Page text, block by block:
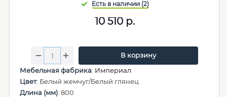
10 510р.
В корзину
Мебельная фабрика: Империал
Цвет: Белый жемчуг/Белый глянец
Длина (мм): 800